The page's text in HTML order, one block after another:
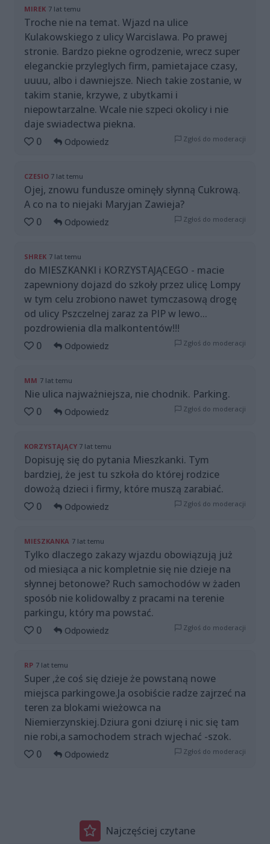
MIREK 7 lat temu
Troche nie na temat. Wjazd na ulice
Kulakowskiego z ulicy Warcislawa. Po prawej
stronie. Bardzo piekne ogrodzenie, wrecz super
eleganckie przyleglych firm, pamietajace czasy,
uuuu, albo i dawniejsze. Niech takie zostanie, w
takim stanie, krzywe, z ubytkami i
niepowtarzalne. Wcale nie szpeci okolicy i nie
daje swiadectwa piekna.
0
Odpowiedz Zgłoś do moderacji
CZESIO 7 lat temu
Ojej, znowu fundusze ominęły słynną Cukrową.
A co na to niejaki Maryjan Zawieja?
0
Odpowiedz Zgłoś do moderacji
SHREK 7 lat temu
do MIESZKANKI i KORZYSTAJĄCEGO - macie
zapewniony dojazd do szkoły przez ulicę Lompy
w tym celu zrobiono nawet tymczasową drogę
od ulicy Pszczelnej zaraz za PIP w lewo...
pozdrowienia dla malkontentów!!!
0
Odpowiedz Zgłoś do moderacji
MM 7 lat temu
Nie ulica najważniejsza, nie chodnik. Parking.
0
Odpowiedz Zgłoś do moderacji
KORZYSTAJĄCY 7 lat temu
Dopisuję się do pytania Mieszkanki. Tym
bardziej, że jest tu szkoła do której rodzice
dowożą dzieci i firmy, które muszą zarabiać.
0
Odpowiedz Zgłoś do moderacji
MIESZKANKA 7 lat temu
Tylko dlaczego zakazy wjazdu obowiązują już
od miesiąca a nic kompletnie się nie dzieje na
słynnej betonowe? Ruch samochodów w żaden
sposób nie kolidowalby z pracami na terenie
parkingu, który ma powstać.
0
Odpowiedz Zgłoś do moderacji
RP 7 lat temu
Super ,że coś się dzieje że powstaną nowe
miejsca parkingowe.Ja osobiście radze zajrzeć na
teren za blokami wieżowca na
Niemierzynskiej.Dziura goni dziurę i nic się tam
nie robi,a samochodem strach wjechać -szok.
0
Odpowiedz Zgłoś do moderacji
Najczęściej czytane